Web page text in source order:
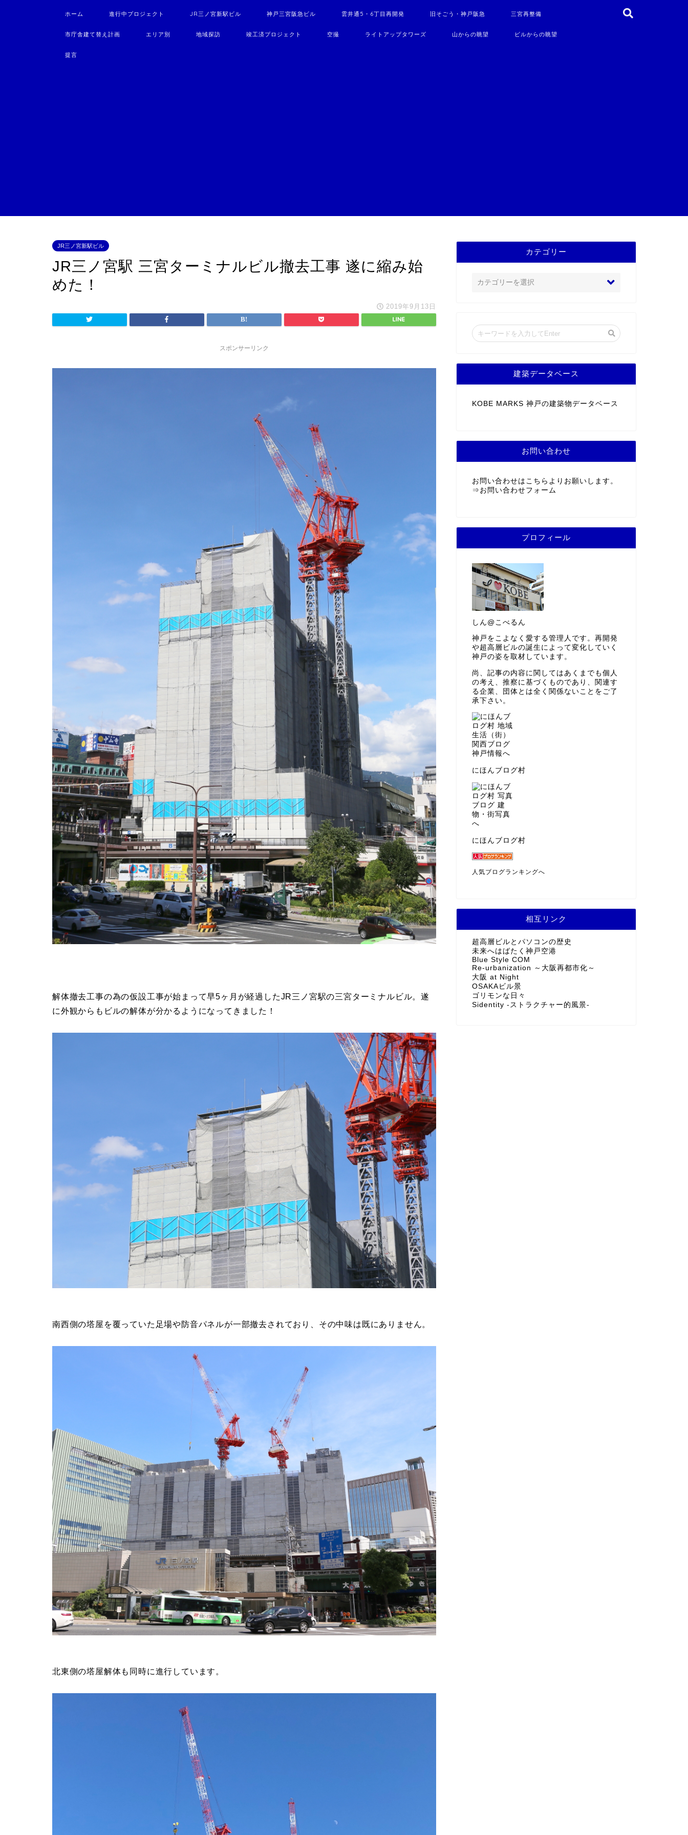
ホーム 進行中プロジェクト JR三ノ宮新駅ビル 神戸三宮阪急ビル 雲井通5・6丁目再開発 旧そごう・神戸阪急 三宮再整備
市庁舎建て替え計画 エリア別 地域探訪 竣工済プロジェクト 空撮 ライトアップタワーズ 山からの眺望 ビルからの眺望
提言
JR三ノ宮新駅ビル
JR三ノ宮駅 三宮ターミナルビル撤去工事 遂に縮み始
めた！
2019年9月13日
スポンサーリンク
解体撤去工事の為の仮設工事が始まって早5ヶ月が経過したJR三ノ宮駅の三宮ターミナルビル。遂
に外観からもビルの解体が分かるようになってきました！
南西側の塔屋を覆っていた足場や防音パネルが一部撤去されており、その中味は既にありません。
北東側の塔屋解体も同時に進行しています。
カテゴリー
建築データベース
KOBE MARKS 神戸の建築物データベース
お問い合わせ
お問い合わせはこちらよりお願いします。
⇒ お問い合わせフォーム
プロフィール
しん@こべるん
神戸をこよなく愛する管理人です。再開発
や超高層ビルの誕生によって変化していく
神戸の姿を取材しています。
尚、記事の内容に関してはあくまでも個人
の考え、推察に基づくものであり、関連す
る企業、団体とは全く関係ないことをご了
承下さい。
にほんブログ村
にほんブログ村
人気ブログランキングへ
相互リンク
超高層ビルとパソコンの歴史
未来へはばたく神戸空港
Blue Style COM
Re-urbanization ～大阪再都市化～
大阪 at Night
OSAKAビル景
ゴリモンな日々
Sidentity -ストラクチャー的風景-